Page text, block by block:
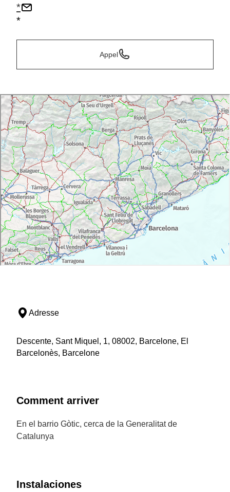
*
*
Appel
Adresse
Descente, Sant Miquel, 1, 08002, Barcelone, El
Barcelonès, Barcelone
Comment arriver
En el barrio Gòtic, cerca de la Generalitat de
Catalunya
Instalaciones